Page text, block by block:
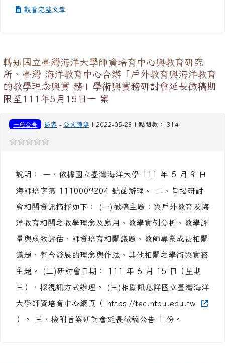
觀看完整文章
轉知國立臺灣海洋大學師資培育中心與教育研究
所、臺灣 海洋教育中心合辦「戶外教育與海洋教育
的教學理念與實 務」學術與實務研討會延長徵稿期
限至111年5月15日一 案
一般公告 訪客 - 公文轉達 | 2022-05-23 | 點閱數： 314
說明： 一、依據國立臺灣海洋大學 111 年 5 月 9 日
海師培字第 1110009204 號函辦理。 二、旨揭研討
會相關資訊摘擇如下： (一)徵稿主題：與戶外教育及海
洋教育相關之教學理念及應用、教學實例分析、教學評
量與成效評估、師資培育相關議題、教師專業成長相關
議題、整合發展的理念與作法、其他相關之學術與實務
主題。 (二)研討會日期： 111 年 6 月 15 日（星期
三），採視訊方式辦理。 (三)相關訊息詳國立臺灣海洋
大學師資培育中心網頁（ https://tec.ntou.edu.tw
）。 三、檢附旨案研討會延長徵稿公告 1 份。